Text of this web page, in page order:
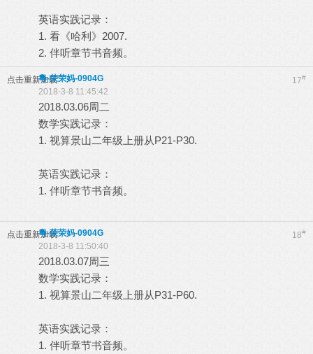
英语实践记录：
1. 看《哈利》2007.
2. 伴听章节书音频。
点击重新加载 17#
粵-荣荣妈-0904G
2018-3-8 11:45:42
2018.03.06周二
数学实践记录：
1. 视算景山二年级上册从P21-P30.
英语实践记录：
1. 伴听章节书音频。
点击重新加载 18#
粵-荣荣妈-0904G
2018-3-8 11:50:40
2018.03.07周三
数学实践记录：
1. 视算景山二年级上册从P31-P60.
英语实践记录：
1. 伴听章节书音频。